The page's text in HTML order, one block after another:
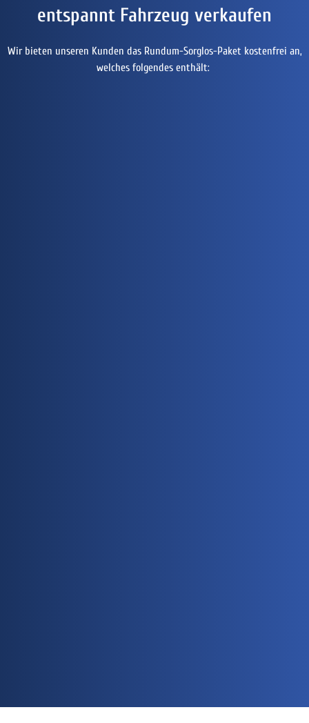
entspannt Fahrzeug verkaufen
Wir bieten unseren Kunden das Rundum-Sorglos-Paket kostenfrei an,
welches folgendes enthält: